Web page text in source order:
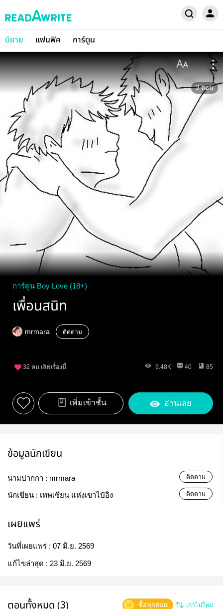
นิยาย แฟนฟิค การ์ตูน
3 ตอน
การ์ตูน Boy Love (18+)
เพื่อนสนิท
mrmara ติดตาม
32 คน เลิฟเรื่องนี้ 9.48K 40 85
เพิ่มเข้าชั้น อ่านเลย
ข้อมูลนักเขียน
นามปากกา : mrmara ติดตาม
นักเขียน : เทพเซียน แห่งเขาไป๋อิง ติดตาม
เผยแพร่
วันที่เผยแพร่ : 07 มิ.ย. 2569
แก้ไขล่าสุด : 23 มิ.ย. 2569
ตอนทั้งหมด (3) เก่าไปใหม่
ซื้อทุกตอน